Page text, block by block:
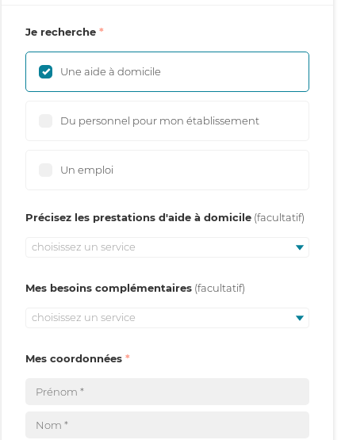
Je recherche
Une aide à domicile
Du personnel pour mon établissement
Un emploi
Précisez les prestations d'aide à domicile
choisissez un service
Mes besoins complémentaires
choisissez un service
Mes coordonnées